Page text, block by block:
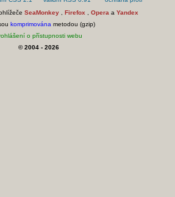
SeaMonkey Firefox Opera a Yandex
komprimována metodou (gzip)
o přístupnosti webu
© 2004 - 2026